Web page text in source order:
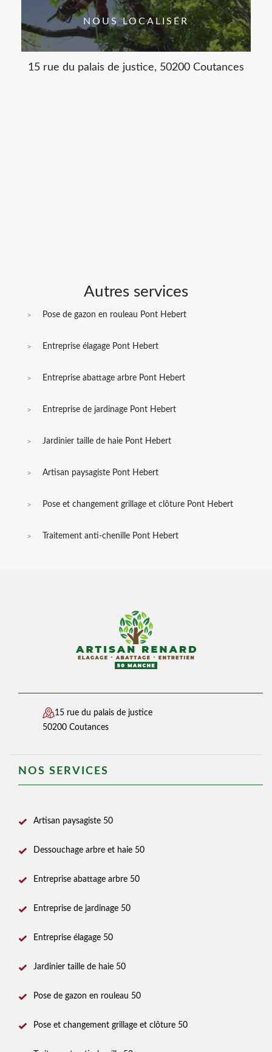
NOUS LOCALISER
15 rue du palais de justice, 50200 Coutances
Autres services
Pose de gazon en rouleau Pont Hebert
Entreprise élagage Pont Hebert
Entreprise abattage arbre Pont Hebert
Entreprise de jardinage Pont Hebert
Jardinier taille de haie Pont Hebert
Artisan paysagiste Pont Hebert
Pose et changement grillage et clôture Pont Hebert
Traitement anti-chenille Pont Hebert
15 rue du palais de justice
50200 Coutances
NOS SERVICES
Artisan paysagiste 50
Dessouchage arbre et haie 50
Entreprise abattage arbre 50
Entreprise de jardinage 50
Entreprise élagage 50
Jardinier taille de haie 50
Pose de gazon en rouleau 50
Pose et changement grillage et clôture 50